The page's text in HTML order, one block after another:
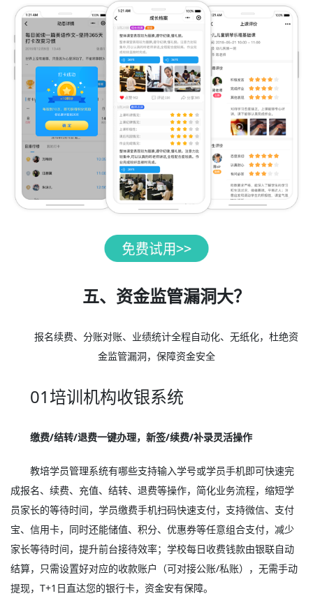
五、资金监管漏洞大？
报名续费、分账对账、业绩统计全程自动化、无纸化，杜绝资
金监管漏洞，保障资金安全
01培训机构收银系统
缴费/结转/退费一键办理，新签/续费/补录灵活操作
教培学员管理系统有哪些支持输入学号或学员手机即可快速完
成报名、续费、充值、结转、退费等操作，简化业务流程，缩短学
员家长的等待时间，学员缴费手机扫码快速支付，支持微信、支付
宝、信用卡，同时还能储值、积分、优惠券等任意组合支付，减少
家长等待时间，提升前台接待效率；学校每日收费钱款由银联自动
结算，只需设置好对应的收款账户（可对接公账/私账），无需手动
提现，T+1日直达您的银行卡，资金安有保障。